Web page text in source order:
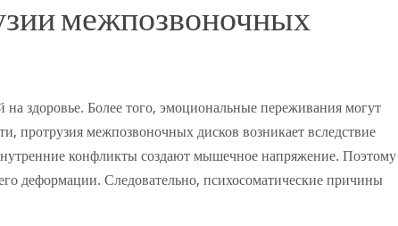
межпозвоночных
здоровье. Более того, эмоциональные переживания могут
протрузия межпозвоночных дисков возникает вследствие
конфликты создают мышечное напряжение. Поэтому
деформации. Следовательно, психосоматические причины